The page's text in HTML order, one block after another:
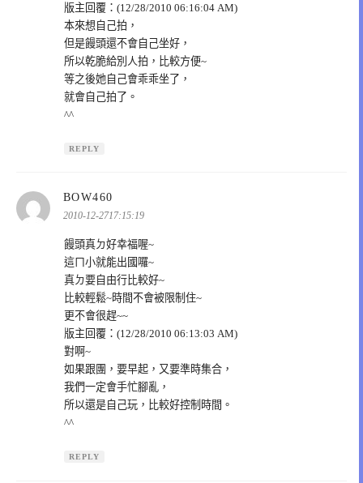
版主回覆：(12/28/2010 06:16:04 AM)
本來想自己拍，
但是饅頭還不會自己坐好，
所以乾脆給別人拍，比較方便~
等之後她自己會乖乖坐了，
就會自己拍了。
^^
REPLY
BOW460
示:
2010-12-2717:15:19
饅頭真ㄉ好幸福喔~
這ㄇ小就能出國囉~
真ㄉ要自由行比較好~
比較輕鬆~時間不會被限制住~
更不會很趕~~
版主回覆：(12/28/2010 06:13:03 AM)
對啊~
如果跟團，要早起，又要準時集合，
我們一定會手忙腳亂，
所以還是自己玩，比較好控制時間。
^^
REPLY